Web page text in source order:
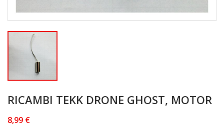
RICAMBI TEKK DRONE GHOST, MOTOR
8,99 €